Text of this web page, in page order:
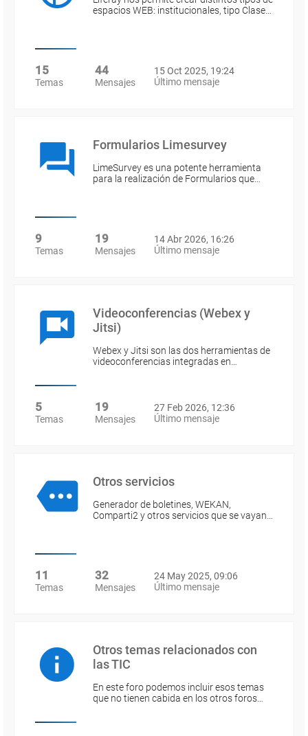
espacios WEB: institucionales, tipo Clase…
15
Temas
44
Mensajes
15 Oct 2025, 19:24
Último mensaje
Formularios Limesurvey
LimeSurvey es una potente herramienta
para la realización de Formularios que…
9
Temas
19
Mensajes
14 Abr 2026, 16:26
Último mensaje
Videoconferencias (Webex y
Jitsi)
Webex y Jitsi son las dos herramientas de
videoconferencias integradas en…
5
Temas
19
Mensajes
27 Feb 2026, 12:36
Último mensaje
Otros servicios
Generador de boletines, WEKAN,
Comparti2 y otros servicios que se vayan…
11
Temas
32
Mensajes
24 May 2025, 09:06
Último mensaje
Otros temas relacionados con
las TIC
En este foro podemos incluir esos temas
que no tienen cabida en los otros foros…